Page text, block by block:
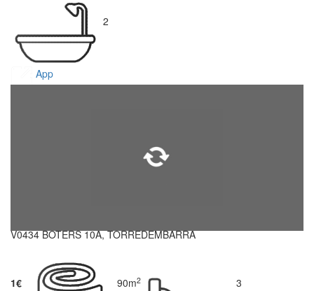
2
App
V0434 BOTERS 10A, TORREDEMBARRA
1€ 90m2 3